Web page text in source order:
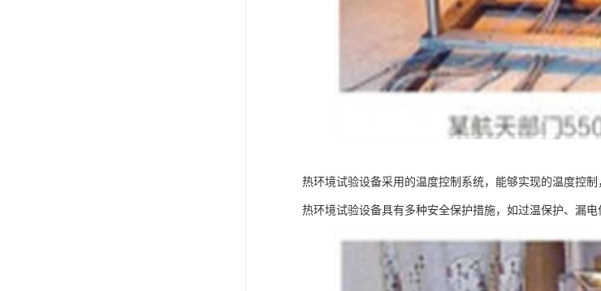
热环境试验设备采用的温度控制系统，能够实现的温度控
热环境试验设备具有多种安全保护措施，如过温保护、漏